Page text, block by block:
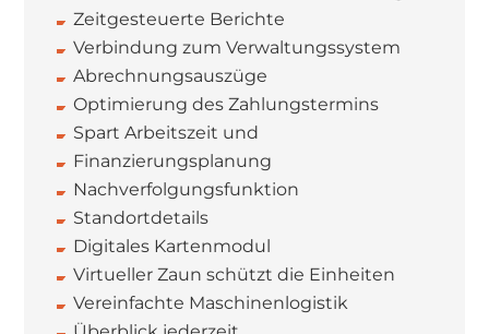
Zeitgesteuerte Berichte
Verbindung zum Verwaltungssystem
Abrechnungsauszüge
Optimierung des Zahlungstermins
Spart Arbeitszeit und
Finanzierungsplanung
Nachverfolgungsfunktion
Standortdetails
Digitales Kartenmodul
Virtueller Zaun schützt die Einheiten
Vereinfachte Maschinenlogistik